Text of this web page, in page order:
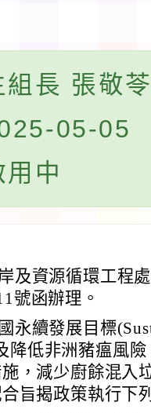
組長 張敬
05-05
中
及資源循環工程
號函辦理。
永續發展目標
降低非洲豬瘟風
，減少廚餘混入
旨揭政策執行下